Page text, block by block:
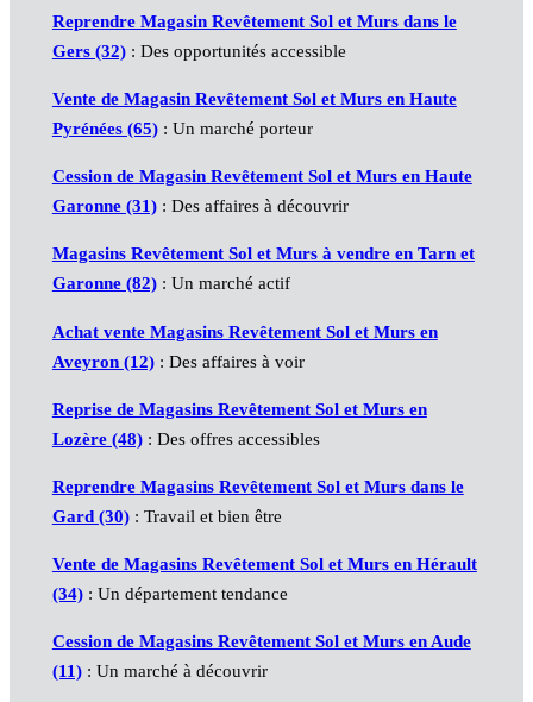
Reprendre Magasin Revêtement Sol et Murs dans le
Gers (32): Des opportunités accessible
Vente de Magasin Revêtement Sol et Murs en Haute
Pyrénées (65): Un marché porteur
Cession de Magasin Revêtement Sol et Murs en Haute
Garonne (31): Des affaires à découvrir
Magasins Revêtement Sol et Murs à vendre en Tarn et
Garonne (82): Un marché actif
Achat vente Magasins Revêtement Sol et Murs en
Aveyron (12): Des affaires à voir
Reprise de Magasins Revêtement Sol et Murs en
Lozère (48): Des offres accessibles
Reprendre Magasins Revêtement Sol et Murs dans le
Gard (30): Travail et bien être
Vente de Magasins Revêtement Sol et Murs en Hérault
(34): Un département tendance
Cession de Magasins Revêtement Sol et Murs en Aude
(11): Un marché à découvrir